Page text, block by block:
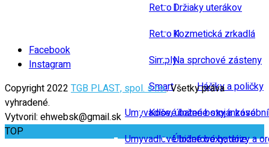
Retro I
Retro II
Simply
Smart
Umyvadlové baterie stojánkové
Umyvadlové bidetové baterie
Držiaky uterákov
Kozmetická zrkadlá
Na sprchové zásteny
Háčiky a poličky
Koše, úložné boxy a
Úložné boxy, dózy a
Facebook
Instagram
Copyright 2022 TGB PLAST, spol. s r.o.. Všetky práva
vyhradené.
Vytvoril: ehwebsk@gmail.sk
TOP